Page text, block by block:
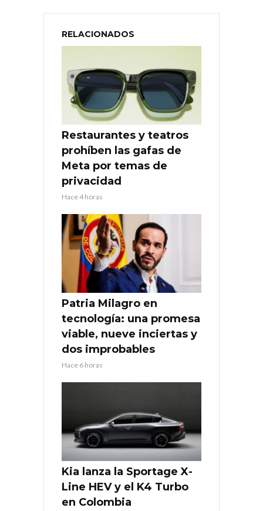
RELACIONADOS
Restaurantes y teatros
prohíben las gafas de
Meta por temas de
privacidad
Hace 4 horas
Patria Milagro en
tecnología: una promesa
viable, nueve inciertas y
dos improbables
Hace 6 horas
Kia lanza la Sportage X-
Line HEV y el K4 Turbo
en Colombia